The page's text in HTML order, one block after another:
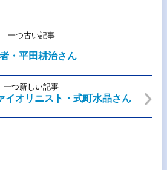
一つ古い記事
・平田耕治さん
一つ新しい記事
イオリニスト・式町水晶さん